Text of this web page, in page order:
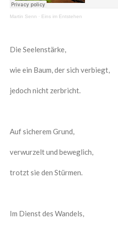
Martin Senn · Eins im Entstehen
Die Seelenstärke,
wie ein Baum, der sich verbiegt,
jedoch nicht zerbricht.
Auf sicherem Grund,
verwurzelt und beweglich,
trotzt sie den Stürmen.
Im Dienst des Wandels,